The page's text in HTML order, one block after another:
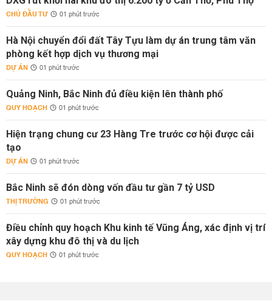
CHỦ ĐẦU TƯ 01 phút trước
Hà Nội chuyển đổi đất Tây Tựu làm dự án trung tâm văn
phòng kết hợp dịch vụ thương mại
DỰ ÁN 01 phút trước
Quảng Ninh, Bắc Ninh đủ điều kiện lên thành phố
QUY HOẠCH 01 phút trước
Hiện trạng chung cư 23 Hàng Tre trước cơ hội được cải
tạo
DỰ ÁN 01 phút trước
Bắc Ninh sẽ đón dòng vốn đầu tư gần 7 tỷ USD
THỊ TRƯỜNG 01 phút trước
Điều chỉnh quy hoạch Khu kinh tế Vũng Áng, xác định vị trí
xây dựng khu đô thị và du lịch
QUY HOẠCH 01 phút trước